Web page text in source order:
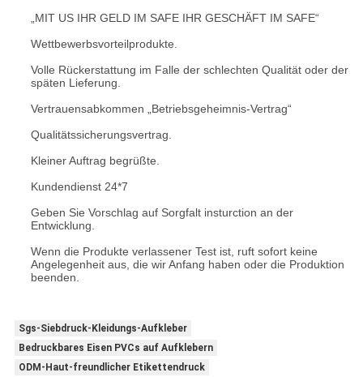
„MIT US IHR GELD IM SAFE IHR GESCHÄFT IM SAFE“
Wettbewerbsvorteilprodukte.
Volle Rückerstattung im Falle der schlechten Qualität oder der
späten Lieferung.
Vertrauensabkommen „Betriebsgeheimnis-Vertrag“
Qualitätssicherungsvertrag.
Kleiner Auftrag begrüßte.
Kundendienst 24*7
Geben Sie Vorschlag auf Sorgfalt insturction an der
Entwicklung.
Wenn die Produkte verlassener Test ist, ruft sofort keine
Angelegenheit aus, die wir Anfang haben oder die Produktion
beenden.
Sgs-Siebdruck-Kleidungs-Aufkleber
Bedruckbares Eisen PVCs auf Aufklebern
ODM-Haut-freundlicher Etikettendruck